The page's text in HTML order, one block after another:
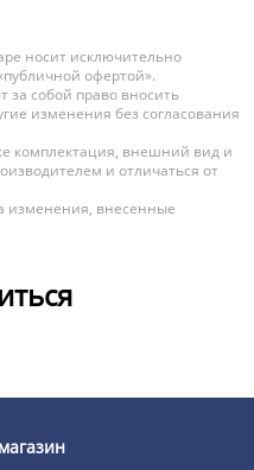
носит исключительно
офертой».
за собой право вносить
изменения без согласования
комплектация, внешний вид и
и отличаться от
изменения, внесенные